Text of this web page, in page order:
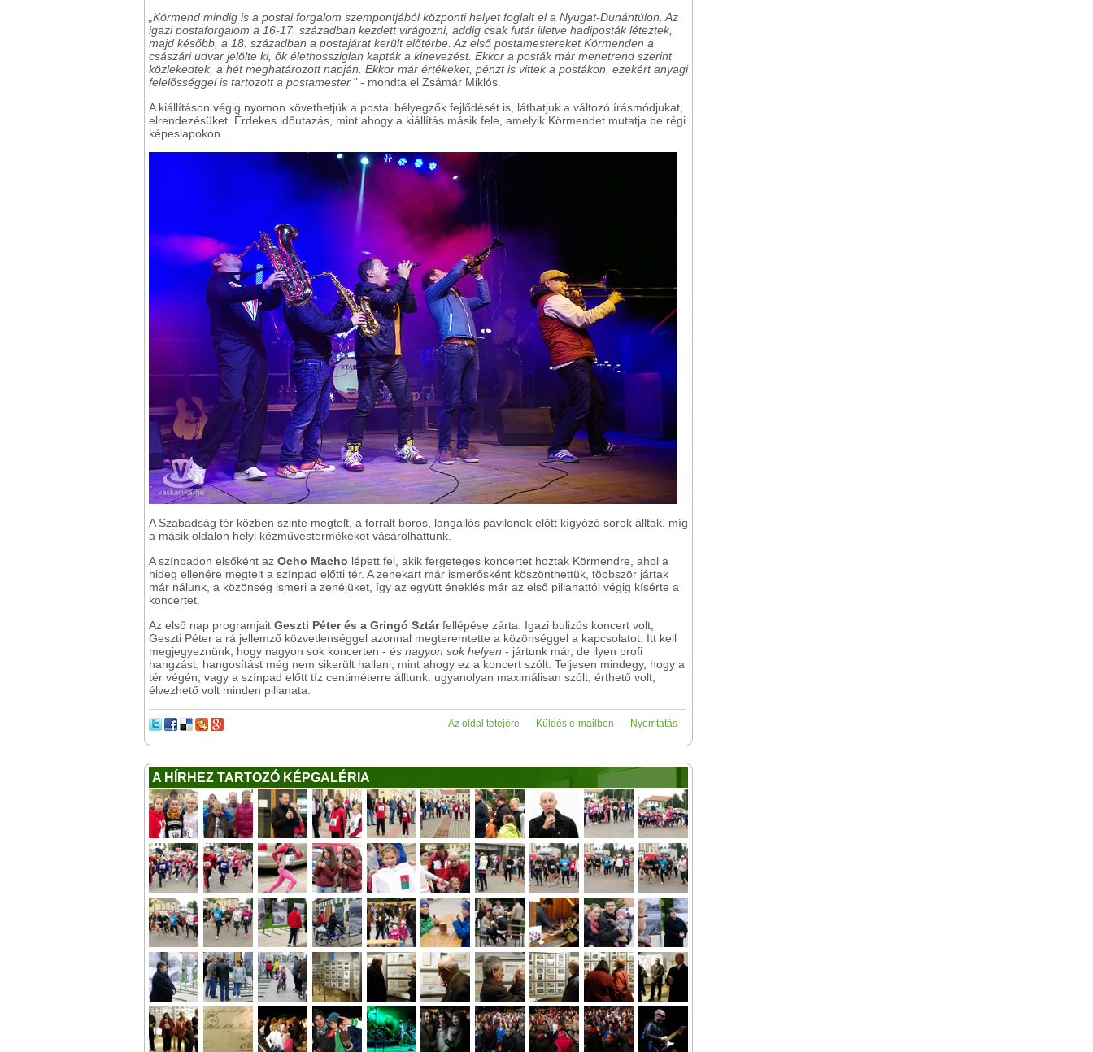
„Körmend mindig is a postai forgalom szempontjából központi helyet foglalt el a Nyugat-Dunántúlon. Az
igazi postaforgalom a 16-17. században kezdett virágozni, addig csak futár illetve hadiposták léteztek,
majd később, a 18. században a postajárat került előtérbe. Az első postamestereket Körmenden a
császári udvar jelölte ki, ők élethossziglan kapták a kinevezést. Ekkor a posták már menetrend szerint
közlekedtek, a hét meghatározott napján. Ekkor már értékeket, pénzt is vittek a postákon, ezekért anyagi
felelősséggel is tartozott a postamester." - mondta el Zsámár Miklós.
A kiállításon végig nyomon követhetjük a postai bélyegzők fejlődését is, láthatjuk a változó írásmódjukat,
elrendezésüket. Érdekes időutazás, mint ahogy a kiállítás másik fele, amelyik Körmendet mutatja be régi
képeslapokon.
A Szabadság tér közben szinte megtelt, a forralt boros, langallós pavilonok előtt kígyózó sorok álltak, míg
a másik oldalon helyi kézművestermékeket vásárolhattunk.
A színpadon elsőként az Ocho Macho lépett fel, akik fergeteges koncertet hoztak Körmendre, ahol a
hideg ellenére megtelt a színpad előtti tér. A zenekart már ismerősként köszönthettük, többször jártak
már nálunk, a közönség ismeri a zenéjüket, így az együtt éneklés már az első pillanattól végig kísérte a
koncertet.
Az első nap programjait Geszti Péter és a Gringó Sztárfellépése zárta. Igazi bulizós koncert volt,
Geszti Péter a rá jellemző közvetlenséggel azonnal megteremtette a közönséggel a kapcsolatot. Itt kell
megjegyeznünk, hogy nagyon sok koncerten - és nagyon sok helyen - jártunk már, de ilyen profi
hangzást, hangosítást még nem sikerült hallani, mint ahogy ez a koncert szólt. Teljesen mindegy, hogy a
tér végén, vagy a színpad előtt tíz centiméterre álltunk: ugyanolyan maximálisan szólt, érthető volt,
élvezhető volt minden pillanata.
Nyomtatás
Küldés e-mailben
Az oldal tetejére
A HÍRHEZ TARTOZÓ KÉPGALÉRIA